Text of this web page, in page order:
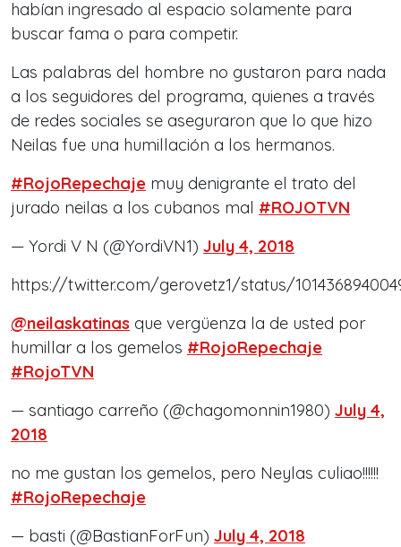
habían ingresado al espacio solamente para
buscar fama o para competir.
Las palabras del hombre no gustaron para nada
a los seguidores del programa, quienes a través
de redes sociales se aseguraron que lo que hizo
Neilas fue una humillación a los hermanos.
#RojoRepechaje muy denigrante el trato del
jurado neilas a los cubanos mal #ROJOTVN
— Yordi V N (@YordiVN1) July 4, 2018
https://twitter.com/gerovetz1/status/
@neilaskatinas que vergüenza la de usted por
humillar a los gemelos #RojoRepechaje
#RojoTVN
— santiago carreño (@chagomonnin1980) July 4,
2018
no me gustan los gemelos, pero Neylas culiao!!!!!!
#RojoRepechaje
— basti (@BastianForFun) July 4, 2018